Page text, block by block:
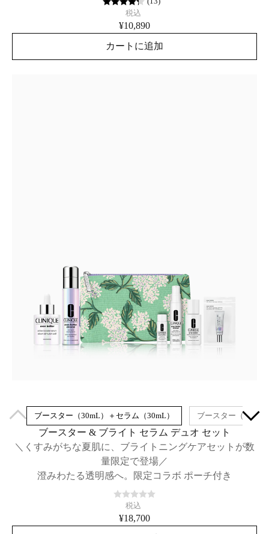
税込
¥10,890
カートに追加
ブースター（30mL）＋セラム（30mL） ブースター（30mL
ブースター & ブライト セラム デュオ セット
＼くすみがちな夏肌に、ブライトニングケアセットが数
量限定で登場／
澄みわたる透明感へ。限定コラボ ポーチ付き
税込
¥18,700